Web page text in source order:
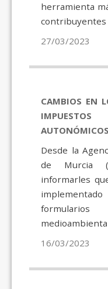
herramienta
contribuyentes
27/03/2023
CAMBIOS EN
AUTONÓMICOS
Desde la
de Murcia
informarles
16/03/2023